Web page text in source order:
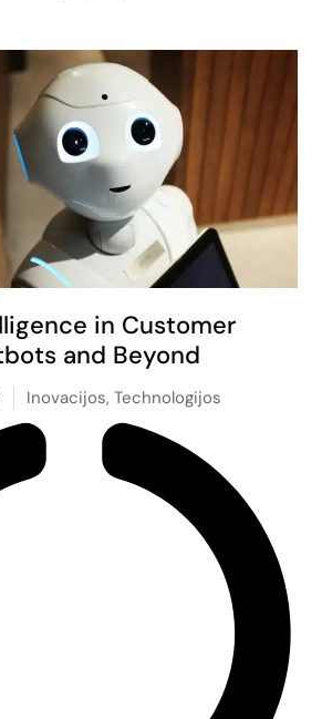
in Customer
and Beyond
Inovacijos,Technologijos